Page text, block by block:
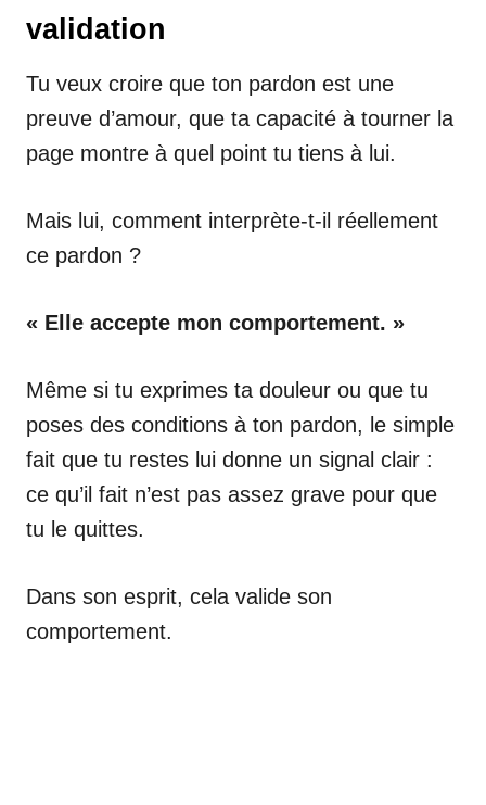
validation
Tu veux croire que ton pardon est une
preuve d’amour, que ta capacité à tourner la
page montre à quel point tu tiens à lui.
Mais lui, comment interprète-t-il réellement
ce pardon ?
« Elle accepte mon comportement. »
Même si tu exprimes ta douleur ou que tu
poses des conditions à ton pardon, le simple
fait que tu restes lui donne un signal clair :
ce qu’il fait n’est pas assez grave pour que
tu le quittes.
Dans son esprit, cela valide son
comportement.